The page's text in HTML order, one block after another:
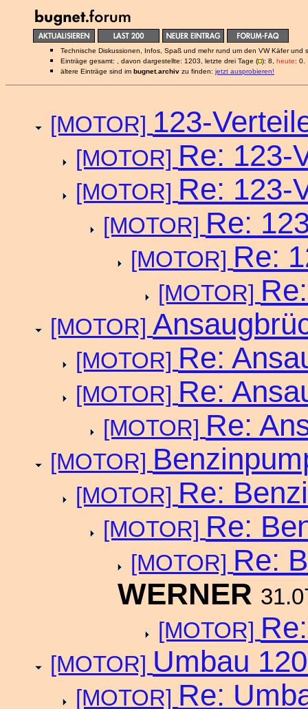
Technische Diskussionen, Infos, Spaß und mehr rund um den VW Käfer und
Einträge gesamt: , davon dargestellte: 1203, letzte drei Tage ( ): 8, heute: 0.
ältere Einträge sind im bugnet.archiv zu finden: jetzt ausprobieren!
[MOTOR] 123-
[MOTOR] Re: 123-
[MOTOR] Re: 123-
[MOTOR] Re:
[MOTOR] Re:
[MOTOR]
[MOTOR]
[MOTOR] Re:
[MOTOR] Re:
[MOTOR] Re:
[MOTOR]
[MOTOR] Re:
[MOTOR] Re:
[MOTOR] Re:
WERNER
[MOTOR]
[MOTOR] Umbau
[MOTOR] Re: